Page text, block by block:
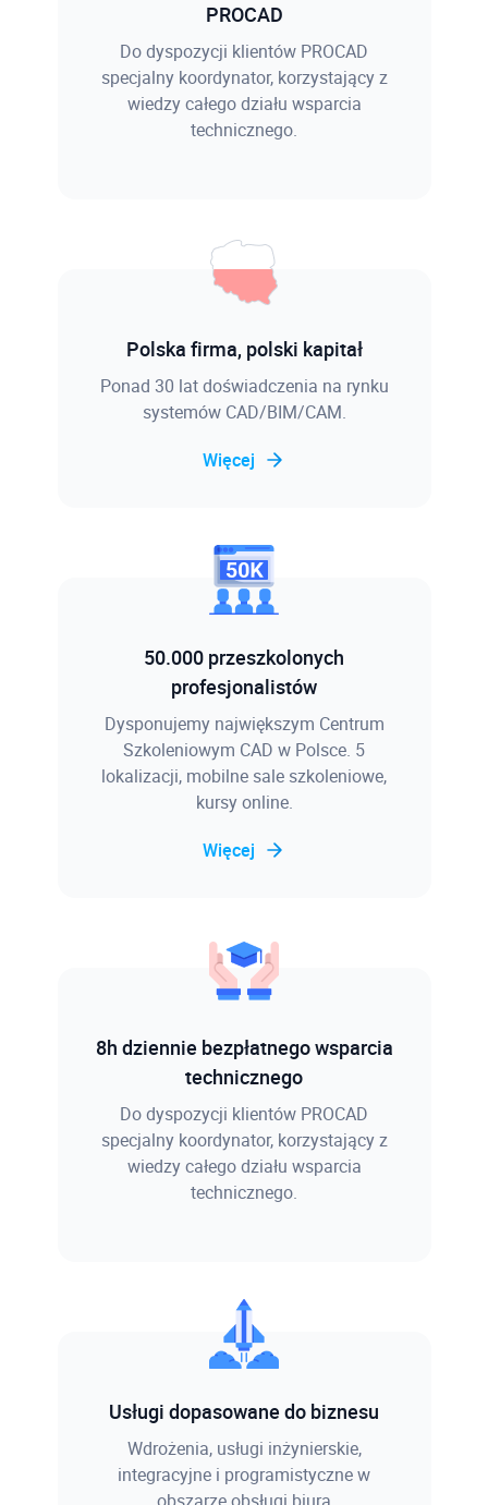
PROCAD
Do dyspozycji klientów PROCAD
specjalny koordynator, korzystający z
wiedzy całego działu wsparcia
technicznego.
Polska firma, polski kapitał
Ponad 30 lat doświadczenia na rynku
systemów CAD/BIM/CAM.
Więcej
50.000 przeszkolonych
profesjonalistów
Dysponujemy największym Centrum
Szkoleniowym CAD w Polsce. 5
lokalizacji, mobilne sale szkoleniowe,
kursy online.
Więcej
8h dziennie bezpłatnego wsparcia
technicznego
Do dyspozycji klientów PROCAD
specjalny koordynator, korzystający z
wiedzy całego działu wsparcia
technicznego.
Usługi dopasowane do biznesu
Wdrożenia, usługi inżynierskie,
integracyjne i programistyczne w